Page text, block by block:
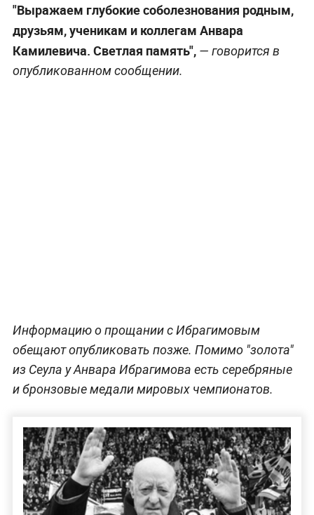
"Выражаем глубокие соболезнования родным,
друзьям, ученикам и коллегам Анвара
Камилевича. Светлая память",— говорится в
опубликованном сообщении.
Информацию о прощании с Ибрагимовым
обещают опубликовать позже. Помимо "золота"
из Сеула у Анвара Ибрагимова есть серебряные
и бронзовые медали мировых чемпионатов.